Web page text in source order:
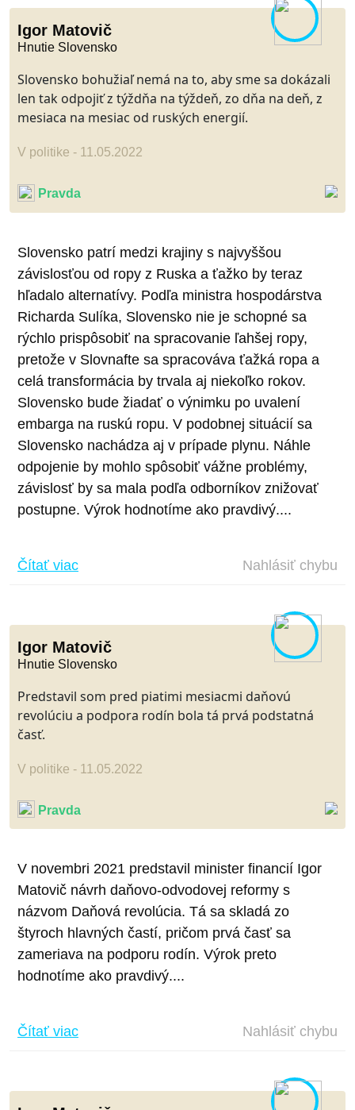
Igor Matovič
Hnutie Slovensko
Slovensko bohužiaľ nemá na to, aby sme sa dokázali
len tak odpojiť z týždňa na týždeň, zo dňa na deň, z
mesiaca na mesiac od ruských energií.
V politike - 11.05.2022
Pravda
Slovensko patrí medzi krajiny s najvyššou
závislosťou od ropy z Ruska a ťažko by teraz
hľadalo alternatívy. Podľa ministra hospodárstva
Richarda Sulíka, Slovensko nie je schopné sa
rýchlo prispôsobiť na spracovanie ľahšej ropy,
pretože v Slovnafte sa spracováva ťažká ropa a
celá transformácia by trvala aj niekoľko rokov.
Slovensko bude žiadať o výnimku po uvalení
embarga na ruskú ropu. V podobnej situácií sa
Slovensko nachádza aj v prípade plynu. Náhle
odpojenie by mohlo spôsobiť vážne problémy,
závislosť by sa mala podľa odborníkov znižovať
postupne. Výrok hodnotíme ako pravdivý....
Čítať viac Nahlásiť chybu
Igor Matovič
Hnutie Slovensko
Predstavil som pred piatimi mesiacmi daňovú
revolúciu a podpora rodín bola tá prvá podstatná
časť.
V politike - 11.05.2022
Pravda
V novembri 2021 predstavil minister financií Igor
Matovič návrh daňovo-odvodovej reformy s
názvom Daňová revolúcia. Tá sa skladá zo
štyroch hlavných častí, pričom prvá časť sa
zameriava na podporu rodín. Výrok preto
hodnotíme ako pravdivý....
Čítať viac Nahlásiť chybu